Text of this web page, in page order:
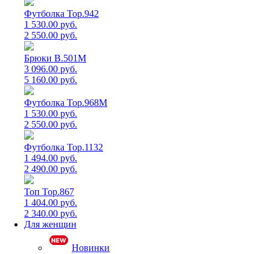
Футболка Top.942
1 530.00 руб.
2 550.00 руб.
Брюки B.501M
3 096.00 руб.
5 160.00 руб.
Футболка Top.968M
1 530.00 руб.
2 550.00 руб.
Футболка Top.1132
1 494.00 руб.
2 490.00 руб.
Топ Top.867
1 404.00 руб.
2 340.00 руб.
Для женщин
Новинки